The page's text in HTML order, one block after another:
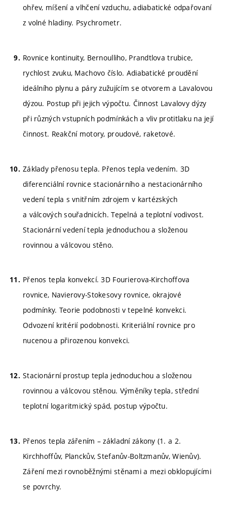
ohřev, míšení a vlhčení vzduchu, adiabatické odpařovaní
z volné hladiny. Psychrometr.
Rovnice kontinuity, Bernoulliho, Prandtlova trubice,
rychlost zvuku, Machovo číslo. Adiabatické proudění
ideálního plynu a páry zužujícím se otvorem a Lavalovou
dýzou. Postup při jejich výpočtu. Činnost Lavalovy dýzy
při různých vstupních podmínkách a vliv protitlaku na její
činnost. Reakční motory, proudové, raketové.
Základy přenosu tepla. Přenos tepla vedením. 3D
diferenciální rovnice stacionárního a nestacionárního
vedení tepla s vnitřním zdrojem v kartézských
a válcových souřadnicích. Tepelná a teplotní vodivost.
Stacionární vedení tepla jednoduchou a složenou
rovinnou a válcovou stěno.
Přenos tepla konvekcí. 3D Fourierova-Kirchoffova
rovnice, Navierovy-Stokesovy rovnice, okrajové
podmínky. Teorie podobnosti v tepelné konvekci.
Odvození kritérií podobnosti. Kriteriální rovnice pro
nucenou a přirozenou konvekci.
Stacionární prostup tepla jednoduchou a složenou
rovinnou a válcovou stěnou. Výměníky tepla, střední
teplotní logaritmický spád, postup výpočtu.
Přenos tepla zářením – základní zákony (1. a 2.
Kirchhoffův, Planckův, Stefanův-Boltzmanův, Wienův).
Záření mezi rovnoběžnými stěnami a mezi obklopujícími
se povrchy.